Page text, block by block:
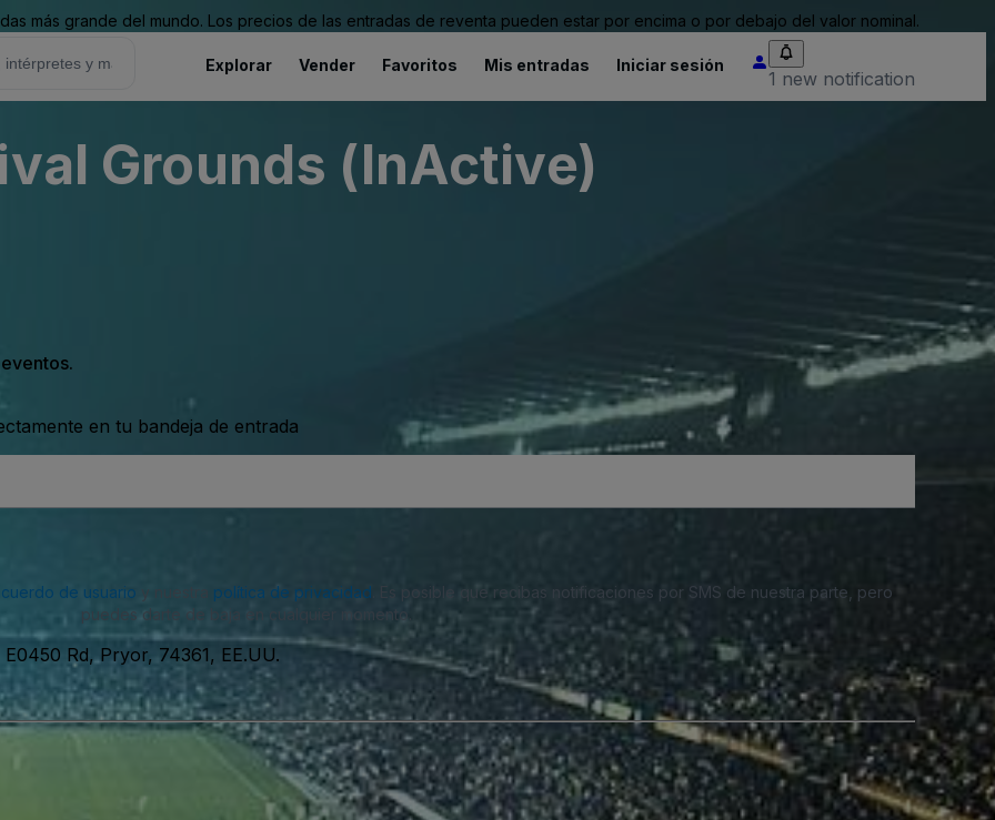
más grande del mundo. Los precios de las entradas de reventa pueden estar por encima o por debajo del valor nominal.
Explorar Vender Favoritos Mis entradas Iniciar sesión
1 new notification
Grounds (InActive)
en tu bandeja de entrada
de usuario política de privacidad . Es posible que recibas notificaciones por SMS de nuestra parte, pero
puedes darte de baja en cualquier momento.
E0450 Rd, Pryor, 74361, EE.UU.